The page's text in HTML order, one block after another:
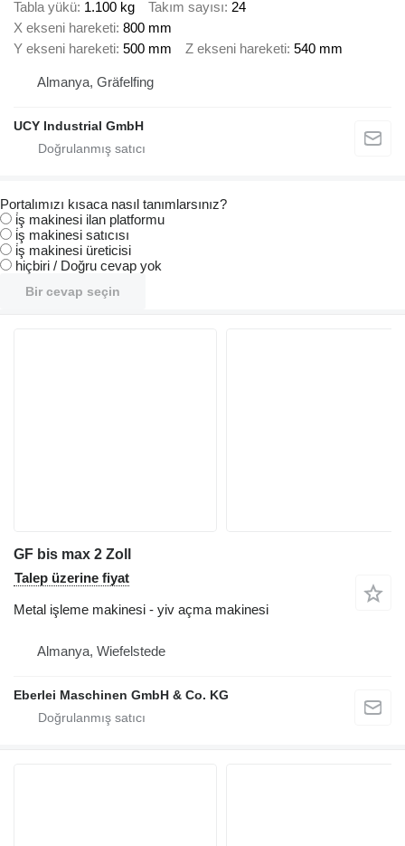
Tabla yükü 1.100 kg Takım sayısı 24
X ekseni hareketi 800 mm
Y ekseni hareketi 500 mm Z ekseni hareketi 540 mm
Almanya, Gräfelfing
UCY Industrial GmbH
Portalımızı kısaca nasıl tanımlarsınız?
i̇ş makinesi ilan platformu
i̇ş makinesi satıcısı
i̇ş makinesi üreticisi
hiçbiri / Doğru cevap yok
Bir cevap seçin
GF bis max 2 Zoll
Talep üzerine fiyat
Metal işleme makinesi - yiv açma makinesi
Almanya, Wiefelstede
Eberlei Maschinen GmbH & Co. KG